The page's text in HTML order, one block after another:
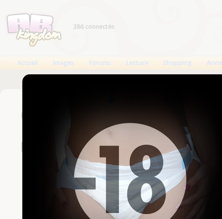
386 connectés
Accueil Images Forums Lecture Shopping
Connexion
Un compte est
Nom d'utilisateur
Mot de passe